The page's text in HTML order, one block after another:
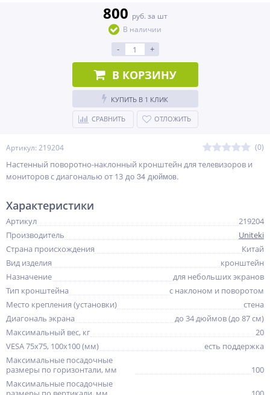
Артикул: 219204 (0)
Настенный поворотно-наклонный кронштейн для телевизоров и
мониторов с диагональю от 13 до 34 дюймов.
800 руб. за шт
В наличии
- +
В КОРЗИНУ
КУПИТЬ В 1 КЛИК
СРАВНИТЬ ОТЛОЖИТЬ
Характеристики
Артикул
219204
Производитель
Uniteki
Страна происхождения
Китай
Вид изделия
кронштейн
Назначение
для небольших экранов
Тип кронштейна
с наклоном и поворотом
Место крепления (установки)
стена
Диагональ экрана
до 34 дюймов (до 87 см)
Максимальный вес, кг
20
VESA 75x75, 100x100 (мм)
есть поддержка
Максимальные посадочные
размеры по горизонтали, мм
100
Максимальные посадочные